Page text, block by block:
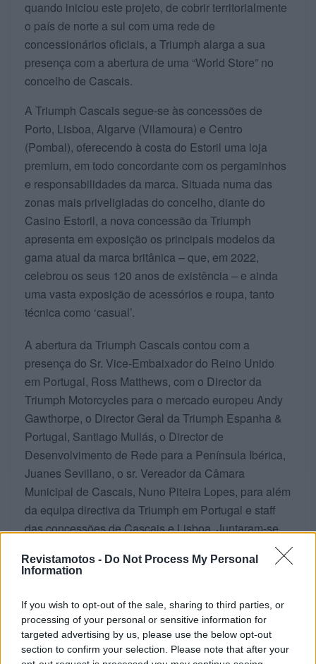
Revistamotos - Do Not Process My Personal
Information
If you wish to opt-out of the sale, sharing to third parties, or
processing of your personal or sensitive information for
targeted advertising by us, please use the below opt-out
section to confirm your selection. Please note that after your
quando iniciou este projeto, de cobrir territorialmente
o país de norte a sul com uma rede de
concessionários oficiais, a Triumph alarga a sua
presença com a abertura de uma “World Store” no
concelho de Cascais.
A Triumph Cascais segue-se às concessões de
Porto, Lisboa, Algarve (Vilamoura) e Centro
(Pombal), oferecendo à costa do Estoril uma loja
premium, em todo concordante com os pergaminhos
e responsabilidades da marca. Situada numa das
zonas mais priveligiadas do concelho, diante do
Casino Estoril, a nova concessão da Triumph
apresenta em exposição os principais modelos da
gama atual da marca britânica – que, em 2022,
celebrou os seus 120 anos de existência – e ainda
uma vasta exposição de acessórios e roupa, tanto
técnica como ‘casual’.
A abertura da Triumph Cascais contou com a
presença do Sr. Vice-Embaixador do Reino Unido
em Portugal, Ross Matthews, com o Director da
Triumph Motorcycles para o mercado europeu Andy
Gawthorpe, o Director Geral da Triumph Espanha &
Portugal, Santiago Mullás, o Director de
Desenvolvimento de Rede para a Península Ibérica,
Juanes Sevillano, o sr. Vereador da Câmara
Municipal de Cascais, Nuno Piteira Lopes, para além
da equipa directiva da Triumph em Portugal e staff
das concessões de Cascais e Lisboa. Juntaram-se
clientes, amigos e inúmeras personalidades ligadas
à vida institucional, cultural e social do Concelho de
Tags: Cascais destaque
loja
Triumph Motorcycles